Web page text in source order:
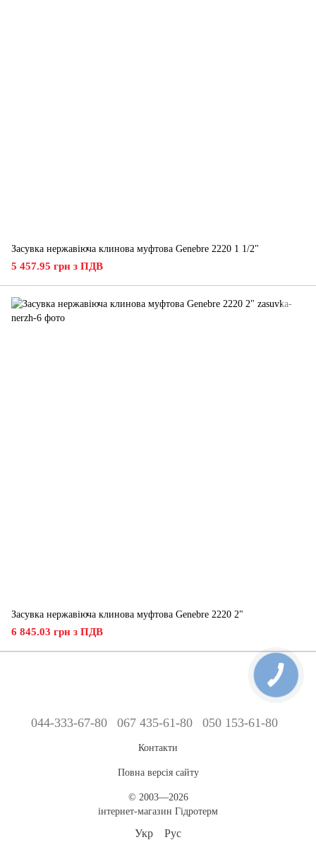
Засувка нержавіюча клинова муфтова Genebre 2220 1 1/2"
5 457.95 грн з ПДВ
Засувка нержавіюча клинова муфтова Genebre 2220 2"
6 845.03 грн з ПДВ
044-333-67-80 067 435-61-80 050 153-61-80
Контакти
Повна версія сайту
© 2003—2026
інтернет-магазин Гідротерм
Укр Рус